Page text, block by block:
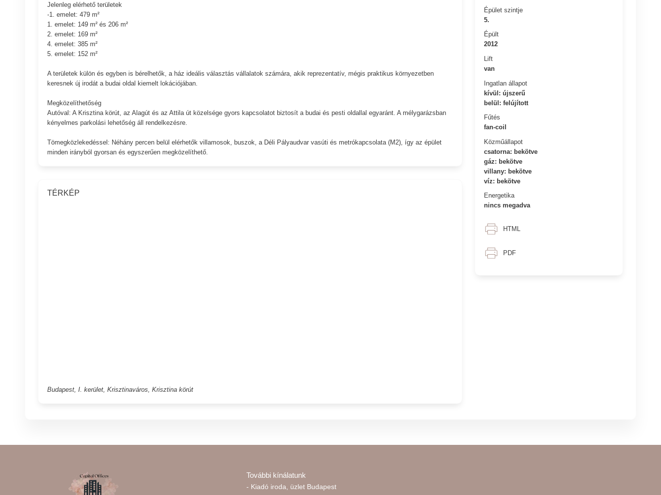
Épület szintje
5.
Épült
2012
Lift
van
Ingatlan állapot
kívül: újszerű
belül: felújított
Fűtés
fan-coil
Közműállapot
csatorna: bekötve
gáz: bekötve
villany: bekötve
víz: bekötve
Energetika
nincs megadva
HTML
PDF
Jelenleg elérhető területek
-1. emelet: 479 m²
1. emelet: 149 m² és 206 m²
2. emelet: 169 m²
4. emelet: 385 m²
5. emelet: 152 m²
A területek külön és egyben is bérelhetők, a ház ideális választás vállalatok számára, akik reprezentatív, mégis praktikus környezetben
keresnek új irodát a budai oldal kiemelt lokációjában.
Megközelíthetőség
Autóval: A Krisztina körút, az Alagút és az Attila út közelsége gyors kapcsolatot biztosít a budai és pesti oldallal egyaránt. A mélygarázsban
kényelmes parkolási lehetőség áll rendelkezésre.
Tömegközlekedéssel: Néhány percen belül elérhetők villamosok, buszok, a Déli Pályaudvar vasúti és metrókapcsolata (M2), így az épület
minden irányból gyorsan és egyszerűen megközelíthető.
TÉRKÉP
Budapest, I. kerület, Krisztinaváros, Krisztina körút
További kínálatunk
- Kiadó iroda, üzlet Budapest